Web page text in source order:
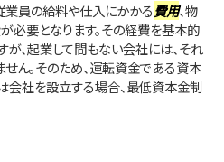
業員の給料や仕入にかかる費用、物
必要となります。その経費を基本的
が、起業して間もない会社には、それ
ん。そのため、運転資金である資本
会社を設立する場合、最低資本金制